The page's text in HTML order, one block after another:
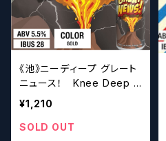
《池》ニーディープ グレート
ニュース！ Knee Deep G
reat News!【クラフトビー
ルシザーズ】
¥1,210
SOLD OUT